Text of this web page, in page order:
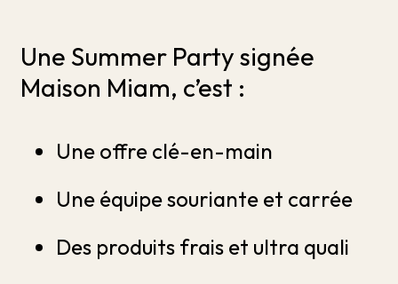
Une Summer Party signée
Maison Miam, c’est :
Une offre clé-en-main
Une équipe souriante et carrée
Des produits frais et ultra quali